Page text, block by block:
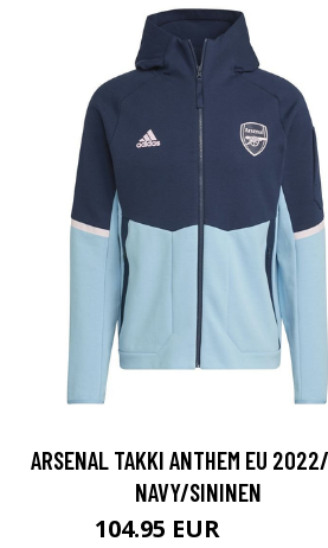
ARSENAL TAKKI ANTHEM EU
NAVY/SININEN
104.95 EUR